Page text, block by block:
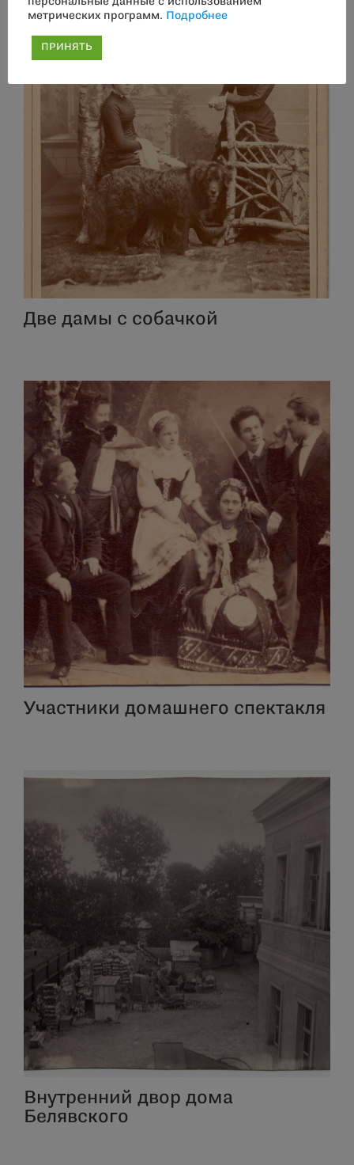
Две дамы с собачкой
Участники домашнего спектакля
Внутренний двор дома
Белявского
метрических программ.
Подробнее
ПРИНЯТЬ